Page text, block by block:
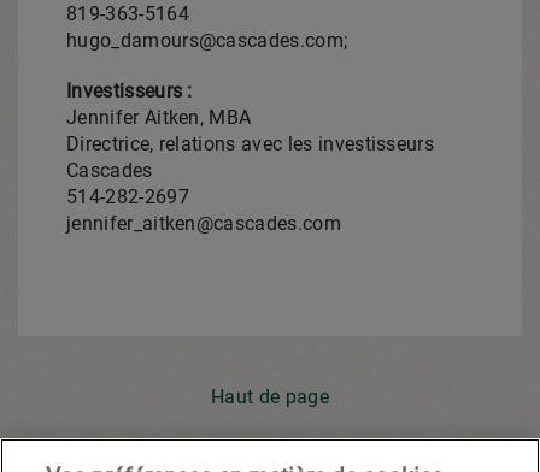
819-363-5164
hugo_damours@cascades.com;
Investisseurs :
Jennifer Aitken, MBA
Directrice, relations avec les investisseurs
Cascades
514-282-2697
jennifer_aitken@cascades.com
Haut de page